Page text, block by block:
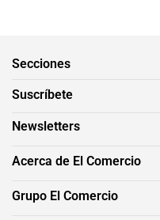
Secciones
Suscríbete
Newsletters
Acerca de El Comercio
Grupo El Comercio